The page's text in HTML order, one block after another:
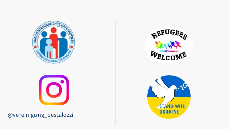
@vereinigung_pestalozzi